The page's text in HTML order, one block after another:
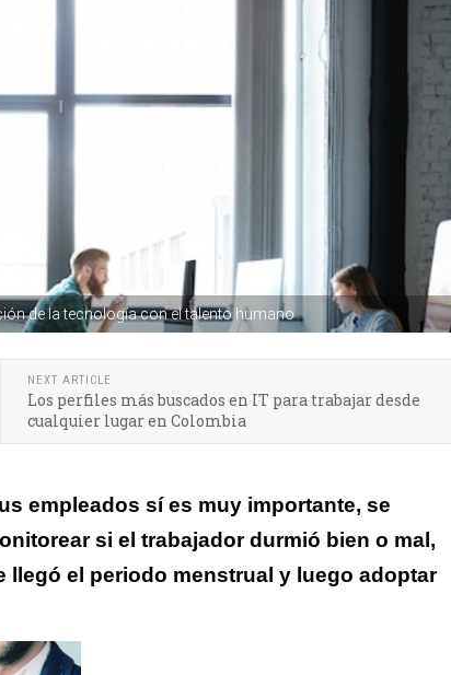
de la tecnología con el talento humano
NEXT ARTICLE
Los perfiles más buscados en IT para trabajar desde
cualquier lugar en Colombia
empleados sí es muy importante, se
si el trabajador durmió bien o mal,
el periodo menstrual y luego adoptar